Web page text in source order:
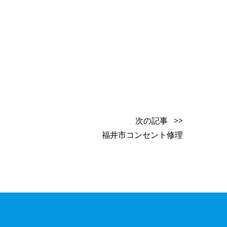
次の記事 >>
福井市コンセント修理